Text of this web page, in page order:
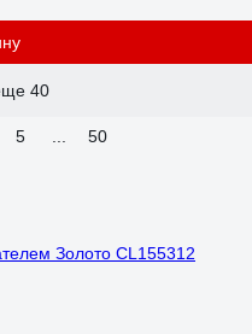
40
5 50
Золото CL155312